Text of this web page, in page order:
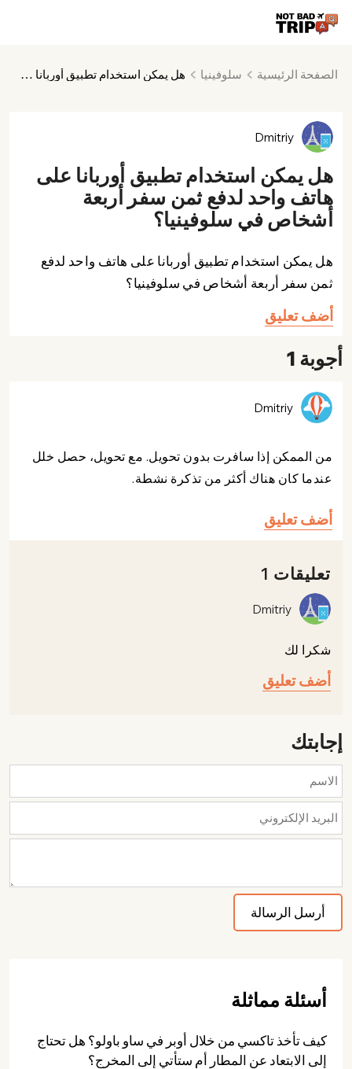
الصفحة الرئيسية سلوفينيا هل يمكن استخدام تطبيق أوربانا على هاتف واحد لدفع ثمن سفر أربعة أشخاص في سلوفينيا؟
Dmitriy
هل يمكن استخدام تطبيق أوربانا على
هاتف واحد لدفع ثمن سفر أربعة
أشخاص في سلوفينيا؟
هل يمكن استخدام تطبيق أوربانا على هاتف واحد لدفع
ثمن سفر أربعة أشخاص في سلوفينيا؟
أضف تعليق
أجوبة 1
Dmitriy
من الممكن إذا سافرت بدون تحويل. مع تحويل، حصل خلل
عندما كان هناك أكثر من تذكرة نشطة.
أضف تعليق
تعليقات 1
Dmitriy
شكرا لك
أضف تعليق
إجابتك
أسئلة مماثلة
كيف تأخذ تاكسي من خلال أوبر في ساو باولو؟ هل تحتاج
إلى الابتعاد عن المطار أم ستأتي إلى المخرج؟